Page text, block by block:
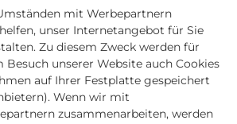
mit Werbepartnern
unser Internetangebot für Sie
Zu diesem Zweck werden für
Besuch unserer Website auch Cookies
auf Ihrer Festplatte gespeichert
Wenn wir mit
zusammenarbeiten, werden